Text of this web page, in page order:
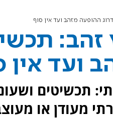
ההופעה מזהב ועד אין סוף
זהב:
ועד אין
תכשיטים
מעודן או